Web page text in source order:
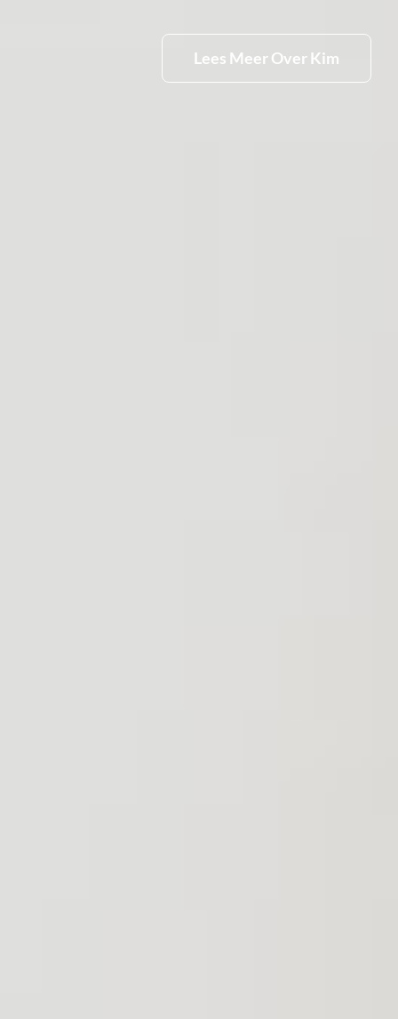
Lees Meer Over Kim